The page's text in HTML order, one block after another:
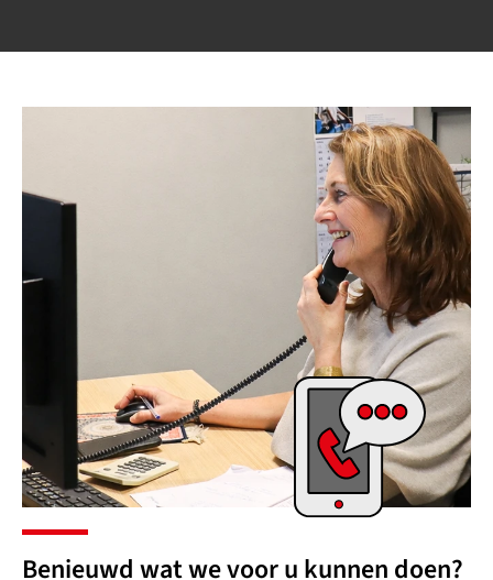
Benieuwd wat we voor u kunnen doen?